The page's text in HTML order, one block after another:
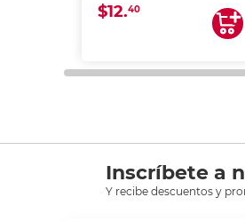
$12.40
Inscríbete a
Y recibe descuentos y